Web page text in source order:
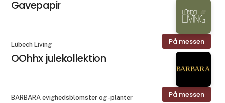
Gavepapir
På messen
Lübech Living
OOhhx julekollektion
På messen
BARBARA evighedsblomster og -planter